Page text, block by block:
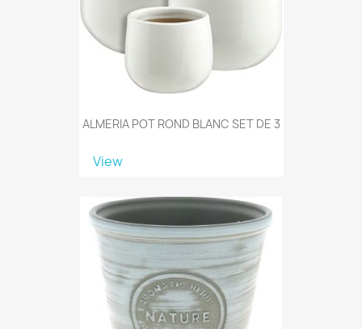
ALMERIA POT ROND BLANC SET DE 3
View